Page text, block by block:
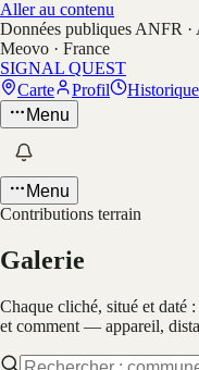
Aller au contenu
Données publiques ANFR ·
Meovo · France
SIGNAL QUEST
Carte
Profil Historique
Menu
Menu
Contributions terrain
Galerie
Chaque cliché, situé et daté
et comment — appareil,